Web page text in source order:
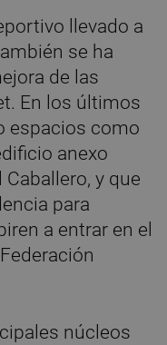
llevado a
se ha
de las
En los últimos
espacios como
anexo
y que
para
a entrar en el
núcleos